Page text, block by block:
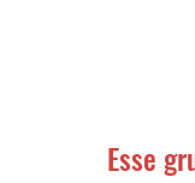
Esse